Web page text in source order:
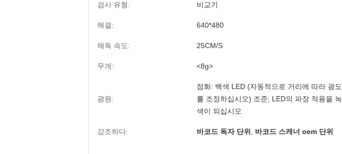
검사 유형:
비교기
해결: 640*480
해독 속도: 25CM/S
무게: <8g>
광원:
점화: 백색 LED (자동적으로 거리에 따라 광도
를 조정하십시오) 조준; LED의 파장 적용을 녹
색이 되십시오
강조하다: 바코드 독자 단위 바코드 스캐너 oem 단위